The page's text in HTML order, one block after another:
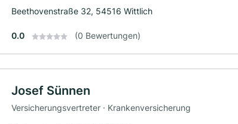
Beethovenstraße 32, 54516 Wittlich
0.0 (0 Bewertungen)
Josef Sünnen
Versicherungsvertreter · Krankenversicherung